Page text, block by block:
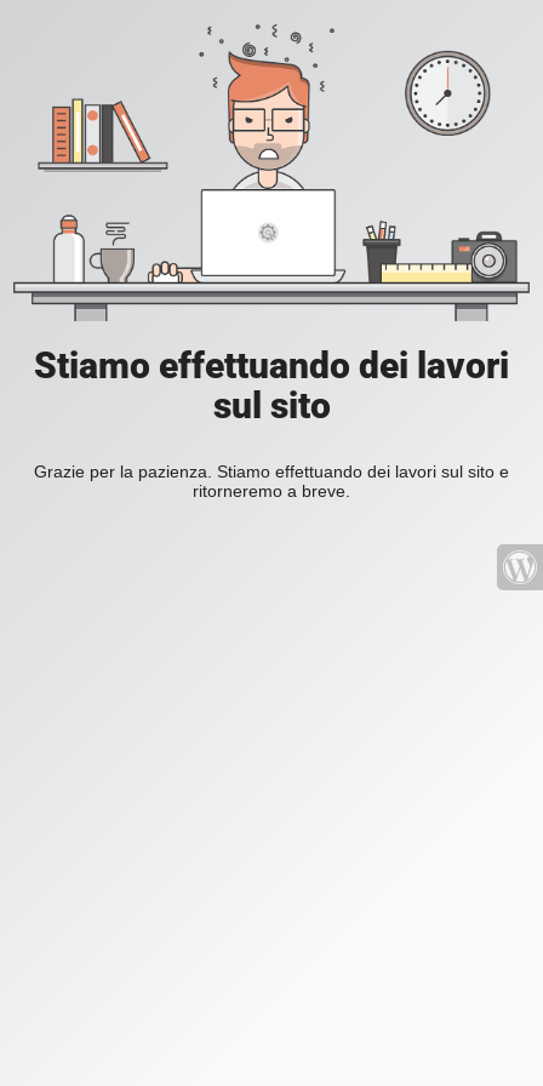
Stiamo effettuando dei lavori
sul sito
Grazie per la pazienza. Stiamo effettuando dei lavori sul sito e
ritorneremo a breve.